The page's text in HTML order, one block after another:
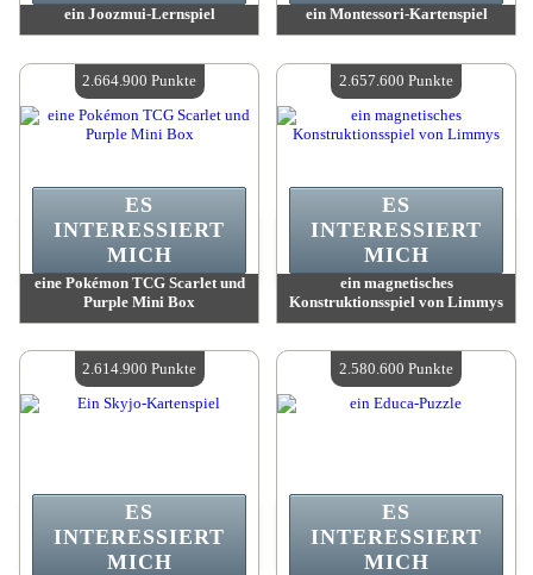
ein Joozmui-Lernspiel
Verfügbare Menge:4
ein Montessori-Kartenspiel
Verfügbare Menge:4
eine Pokémon TCG Scarlet und
Purple Mini Box
Verfügbare Menge:4
ES
INTERESSIERT
MICH
2.664.900 Punkte
ein magnetisches
Konstruktionsspiel von Limmys
Verfügbare Menge:4
ES
INTERESSIERT
MICH
2.657.600 Punkte
ES
INTERESSIERT
MICH
2.614.900 Punkte
ES
INTERESSIERT
MICH
2.580.600 Punkte